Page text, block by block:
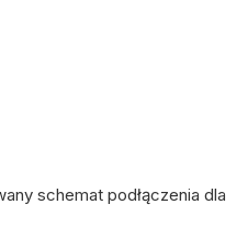
schemat podłączenia dla